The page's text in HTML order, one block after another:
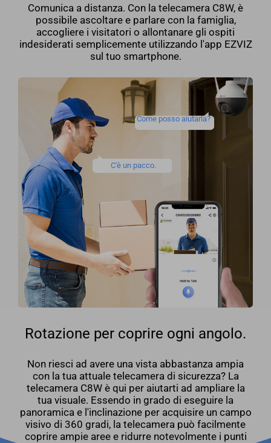
Comunica a distanza. Con la telecamera C8W, è
possibile ascoltare e parlare con la famiglia,
accogliere i visitatori o allontanare gli ospiti
indesiderati semplicemente utilizzando l'app EZVIZ
sul tuo smartphone.
Come posso aiutarla?
C'è un pacco.
Rotazione per coprire ogni angolo.
Non riesci ad avere una vista abbastanza ampia
con la tua attuale telecamera di sicurezza? La
telecamera C8W è qui per aiutarti ad ampliare la
tua visuale. Essendo in grado di eseguire la
panoramica e l'inclinazione per acquisire un campo
visivo di 360 gradi, la telecamera può facilmente
coprire ampie aree e ridurre notevolmente i punti